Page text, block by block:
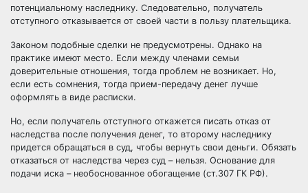
потенциальному наследнику. Следовательно, получатель
отступного отказывается от своей части в пользу плательщика.
Законом подобные сделки не предусмотрены. Однако на
практике имеют место. Если между членами семьи
доверительные отношения, тогда проблем не возникает. Но,
если есть сомнения, тогда прием-передачу денег лучше
оформлять в виде расписки.
Но, если получатель отступного откажется писать отказ от
наследства после получения денег, то второму наследнику
придется обращаться в суд, чтобы вернуть свои деньги. Обязать
отказаться от наследства через суд – нельзя. Основание для
подачи иска – необоснованное обогащение (ст.307 ГК РФ).